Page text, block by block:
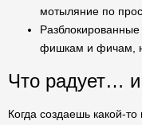
мотыляние по
фишкам и фичам,
Что радует…
Когда создаешь какой-